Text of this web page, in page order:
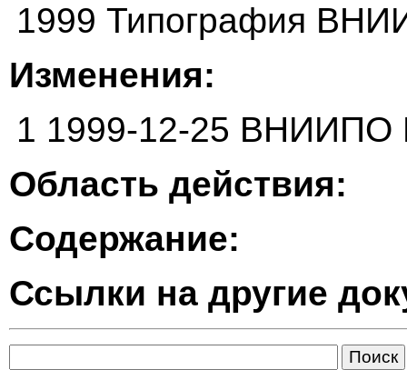
1999 Типография
Изменения:
1 1999-12-25 ВНИИПО
Область действия:
Содержание:
Ссылки на другие